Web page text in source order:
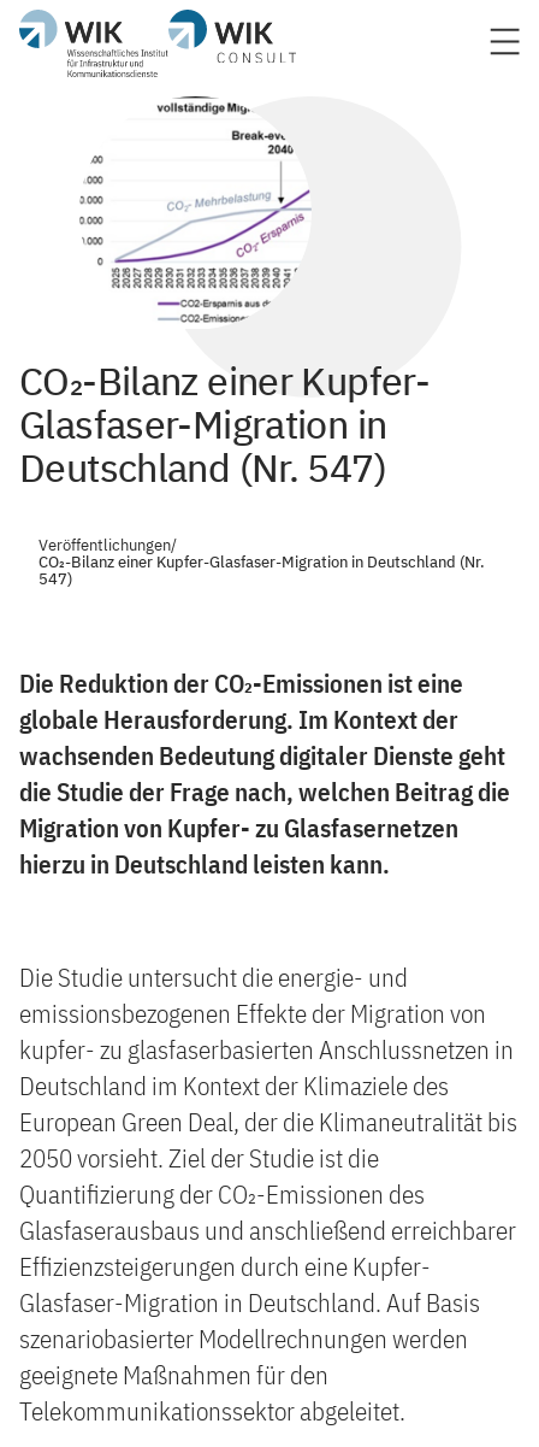
CO₂-Bilanz einer Kupfer-
Glasfaser-Migration in
Deutschland (Nr. 547)
Veröffentlichungen/
CO₂-Bilanz einer Kupfer-Glasfaser-Migration in Deutschland (Nr.
547)
Die Reduktion der CO₂-Emissionen ist eine
globale Herausforderung. Im Kontext der
wachsenden Bedeutung digitaler Dienste geht
die Studie der Frage nach, welchen Beitrag die
Migration von Kupfer- zu Glasfasernetzen
hierzu in Deutschland leisten kann.
Die Studie untersucht die energie- und
emissionsbezogenen Effekte der Migration von
kupfer- zu glasfaserbasierten Anschlussnetzen in
Deutschland im Kontext der Klimaziele des
European Green Deal, der die Klimaneutralität bis
2050 vorsieht. Ziel der Studie ist die
Quantifizierung der CO₂-Emissionen des
Glasfaserausbaus und anschließend erreichbarer
Effizienzsteigerungen durch eine Kupfer-
Glasfaser-Migration in Deutschland. Auf Basis
szenariobasierter Modellrechnungen werden
geeignete Maßnahmen für den
Telekommunikationssektor abgeleitet.